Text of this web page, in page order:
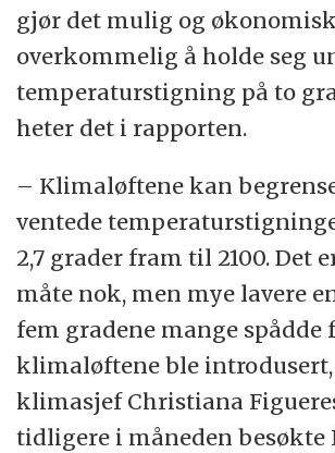
gjør det mulig og økonomisk
overkommelig å holde seg
temperaturstigning på to
heter det i rapporten.
– Klimaløftene kan
ventede
2,7 grader fram til 2100. Det
måte nok, men mye lavere
fem gradene mange spådde
klimaløftene ble introdusert,
klimasjef Christiana
tidligere i måneden besøkte